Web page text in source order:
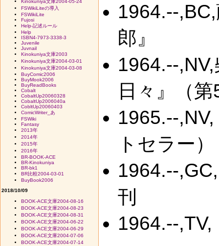
1964.--
郎』
1964.--
日々』（
1965.--
トセラー）
1964.--
刊
1964.--
Kinokuniya文庫2004-05-24
FSWikiLiteの導入
FSWikiLite
Fujosi
Help-記述ルール
Help
ISBN4-7973-3338-3
Juvenile
Juvnail
Kinokuniya文庫2003
Kinokuniya文庫2004-03-01
Kinokuniya文庫2004-03-08
BuyComic2006
BuyMook2006
BuyReadBooks
Cobalt
CobaltUp20060328
CobaltUp2006040a
CobltUp20060403
ComicWriter_あ
FSWiki
Fantasy
2013年
2014年
2015年
2016年
BR-BOOK-ACE
BR-Kinokuniya
BR-bk1
BR比較2004-03-01
BuyBook2006
2018/10/09
BOOK-ACE文庫2004-08-16
BOOK-ACE文庫2004-08-23
BOOK-ACE文庫2004-08-31
BOOK-ACE文庫2004-06-22
BOOK-ACE文庫2004-06-29
BOOK-ACE文庫2004-07-06
BOOK-ACE文庫2004-07-14